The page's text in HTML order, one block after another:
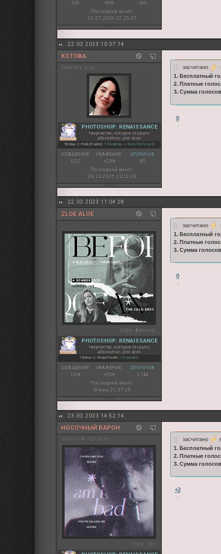
326
+830
260
Последний визит:
12.07.2026 22:25:07
22.03.2023 10:37:14
КОТОВА
take my soul
PHOTOSHOP: RENAISSANCE
творчество, которое открыто
абсолютно для всех
ТЕМЫ С РАБОТАМИ:ГРАФИКА ◇МАСТЕРСКАЯ
СООБЩЕНИЙ:
1222
УВАЖЕНИЕ:
+2239
ФЛОРИНОВ:
85
Последний визит:
26.10.2025 13:11:43
засчитано
1. Бесплатный
2. Платные
3. Сумма
0
22.03.2023 11:04:28
ZLOE ALOE
...
copy: фракир
PHOTOSHOP: RENAISSANCE
творчество, которое открыто
абсолютно для всех
ТЕМЫ С РАБОТАМИ: ГРАФИКА
СООБЩЕНИЙ:
1328
УВАЖЕНИЕ:
+2006
ФЛОРИНОВ:
3 144
Последний визит:
Вчера 21:37:25
засчитано
1. Бесплатный
2. Платные
3. Сумма
0
23.03.2023 14:52:14
НОСОЧНЫЙ БАРОН
sorry i'm not sorry
copy: эос
засчитано
1. Бесплатный
2. Платные
3. Сумма
+2